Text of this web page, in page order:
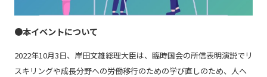
●本イベントについて
2022年10月3日、岸田文雄総理大臣は、臨時国会の所信表明演説でリ
スキリングや成長分野への労働移行のための学び直しのため、人へ